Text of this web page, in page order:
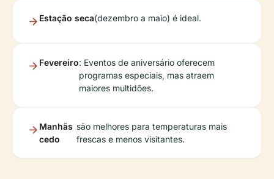
Estação seca(dezembro a maio) é ideal.
Fevereiro: Eventos de aniversário oferecem
programas especiais, mas atraem
maiores multidões.
Manhãs
cedo
são melhores para temperaturas mais
frescas e menos visitantes.